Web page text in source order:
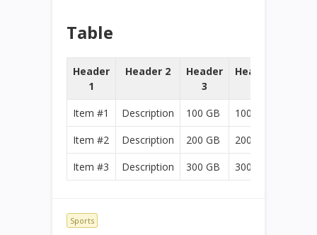
Table
Header
1
Header 2
Header
3
Header
Item #1
Description 100 GB
100 GB
Item #2
Description 200 GB
200 GB
Item #3
Description 300 GB 300 GB
Sports